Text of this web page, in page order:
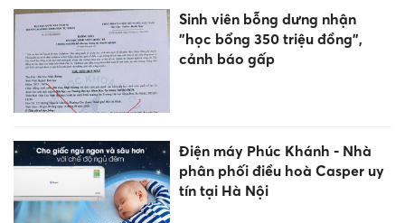
Sinh viên bỗng dưng nhận
"học bổng 350 triệu đồng",
cảnh báo gấp
Điện máy Phúc Khánh - Nhà
phân phối điều hoà Casper uy
tín tại Hà Nội